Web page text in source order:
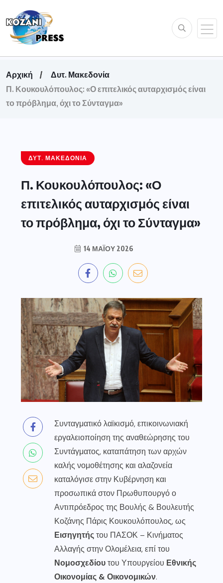
Αρχική
Δυτ. Μακεδονία
Π. Κουκουλόπουλος: «Ο επιτελικός αυταρχισμός είναι
το πρόβλημα, όχι το Σύνταγμα»
ΔΥΤ. ΜΑΚΕΔΟΝΊΑ
Π. Κουκουλόπουλος: «Ο
επιτελικός αυταρχισμός είναι
το πρόβλημα, όχι το Σύνταγμα»
14 ΜΑΪ́ΟΥ 2026
Συνταγματικό λαϊκισμό, επικοινωνιακή
εργαλειοποίηση της αναθεώρησης του
Συντάγματος, καταπάτηση των αρχών
καλής νομοθέτησης και αλαζονεία
καταλόγισε στην Κυβέρνηση και
προσωπικά στον Πρωθυπουργό ο
Αντιπρόεδρος της Βουλής & Βουλευτής
Κοζάνης Πάρις Κουκουλόπουλος, ως
Εισηγητήςτου ΠΑΣΟΚ – Κινήματος
Αλλαγής στην Ολομέλεια, επί του
Νομοσχεδίουτου Υπουργείου Εθνικής
Οικονομίας & Οικονομικών.